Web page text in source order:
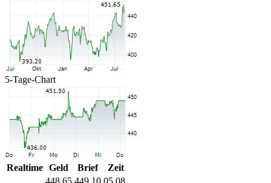
5-Tage-Chart
Realtime Geld Brief
Zeit
448,65 449,10 05.08.